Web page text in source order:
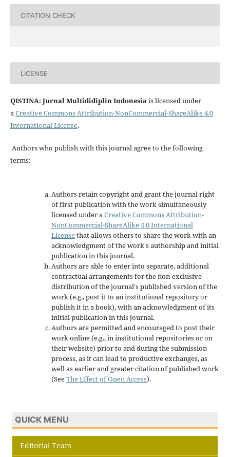
CITATION CHECK
LICENSE
QISTINA: Jurnal Multididiplin Indonesiais licensed under
aCreative Commons Attribution-NonCommercial-ShareAlike 4.0
International License.
Authors who publish with this journal agree to the following
terms:
Authors retain copyright and grant the journal right
of first publication with the work simultaneously
licensed under aCreative Commons Attribution-
NonCommercial-ShareAlike 4.0 International
Licensethat allows others to share the work with an
acknowledgment of the work's authorship and initial
publication in this journal.
Authors are able to enter into separate, additional
contractual arrangements for the non-exclusive
distribution of the journal's published version of the
work (e.g., post it to an institutional repository or
publish it in a book), with an acknowledgment of its
initial publication in this journal.
Authors are permitted and encouraged to post their
work online (e.g., in institutional repositories or on
their website) prior to and during the submission
process, as it can lead to productive exchanges, as
well as earlier and greater citation of published work
(SeeThe Effect of Open Access).
QUICK MENU
Editorial Team